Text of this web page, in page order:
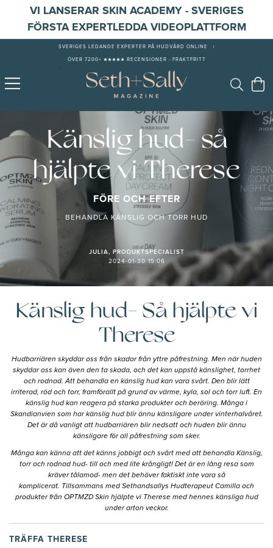
VI LANSERAR SKIN ACADEMY - SVERIGES
FÖRSTA EXPERTLEDDA VIDEOPLATTFORM
SVERIGES LEDANDE EXPERTER PÅ HUDVÅRD ONLINE
ÖVER 7200+ ★★★★★ RECENSIONER - FRAKTFRITT
Känslig hud- så
hjälpte vi Therese
FÖRE OCH EFTER
BEHANDLA KÄNSLIG OCH TORR HUD
JULIA, PRODUKTSPECIALIST
2024-01-30 15:06
Känslig hud- Så hjälpte vi
Therese
Hudbarriären skyddar oss från skador från yttre påfrestning. Men när huden
skyddar oss kan även den ta skada, och det kan uppstå känslighet, torrhet
och rodnad. Att behandla en känslig hud kan vara svårt. Den blir lätt
irriterad, röd och torr, framförallt på grund av värme, kyla, sol och torr luft. En
känslig hud kan reagera på starka produkter och beröring. Många i
Skandianvien som har känslig hud blir ännu känsligare under vinterhalvåret.
Det är då vanligt att hudbarriären blir nedsatt och huden blir ännu
känsligare för all påfrestning som sker.
Många kan känna att det känns jobbigt och svårt med att behandla Känslig,
torr och rodnad hud- till och med lite krångligt! Det är en lång resa som
kräver tålamod- men det behöver faktiskt inte vara så
komplicerat. Tillsammans med Sethandsallys Hudterapeut Camilla och
produkter från OPTMZD Skin hjälpte vi Therese med hennes känsliga hud
under arton veckor.
TRÄFFA THERESE